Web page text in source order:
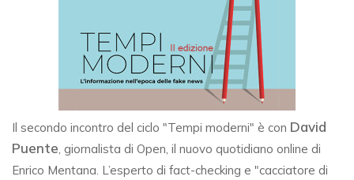
Il secondo incontro del ciclo "Tempi moderni" è con David
Puente, giornalista di Open, il nuovo quotidiano online di
Enrico Mentana. L’esperto di fact-checking e "cacciatore di